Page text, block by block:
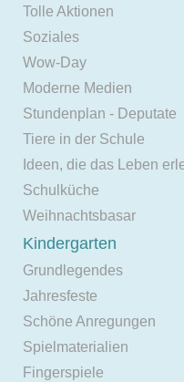
Tolle Aktionen
Soziales
Wow-Day
Moderne Medien
Stundenplan - Deputate
Tiere in der Schule
Ideen, die das Leben
Schulküche
Weihnachtsbasar
Kindergarten
Grundlegendes
Jahresfeste
Schöne Anregungen
Spielmaterialien
Fingerspiele